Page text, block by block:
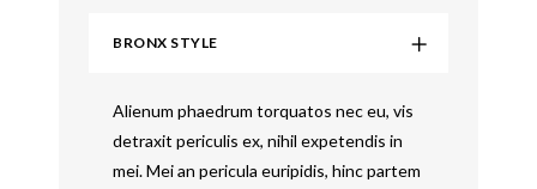
BRONX STYLE
Alienum phaedrum torquatos nec eu, vis
detraxit periculis ex, nihil expetendis in
mei. Mei an pericula euripidis, hinc partem